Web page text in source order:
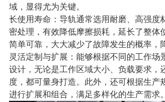
域，显得尤为关键。
长使用寿命：导轨通常选用耐磨、高强度
密处理，有效降低摩擦损耗，延长了整体
简单可靠，大大减少了故障发生的概率，
灵活定制与扩展：能够根据不同的工作场
设计，无论是工作区域大小、负载要求，
度，都可量身打造。此外，还可根据生产
进行扩展和组合，满足多样化的生产需求。